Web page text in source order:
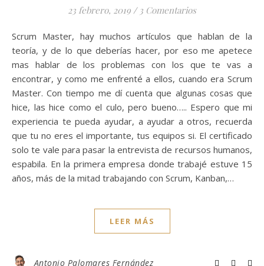
23 febrero, 2019 / 3 Comentarios
Scrum Master, hay muchos artículos que hablan de la
teoría, y de lo que deberías hacer, por eso me apetece
mas hablar de los problemas con los que te vas a
encontrar, y como me enfrenté a ellos, cuando era Scrum
Master. Con tiempo me dí cuenta que algunas cosas que
hice, las hice como el culo, pero bueno….. Espero que mi
experiencia te pueda ayudar, a ayudar a otros, recuerda
que tu no eres el importante, tus equipos si. El certificado
solo te vale para pasar la entrevista de recursos humanos,
espabila. En la primera empresa donde trabajé estuve 15
años, más de la mitad trabajando con Scrum, Kanban,…
LEER MÁS
Antonio Palomares Fernández